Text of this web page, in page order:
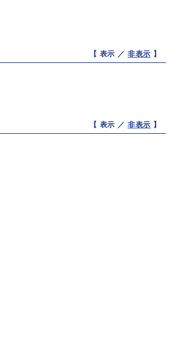
【 表示 ／ 非表示 】
【 表示 ／ 非表示 】